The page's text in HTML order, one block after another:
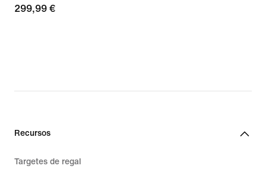
299,99 €
299,99 €
Recursos
Targetes de regal